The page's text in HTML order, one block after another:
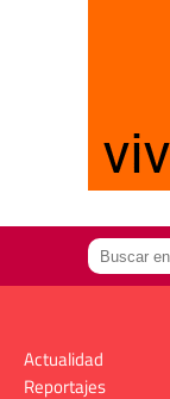
Actualidad
Reportajes